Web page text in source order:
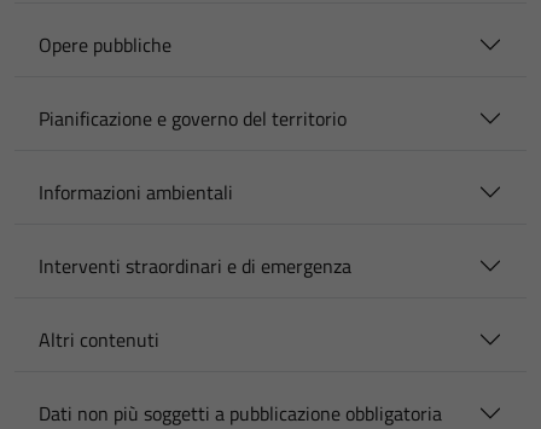
Opere pubbliche
Pianificazione e governo del territorio
Informazioni ambientali
Interventi straordinari e di emergenza
Altri contenuti
Dati non più soggetti a pubblicazione obbligatoria